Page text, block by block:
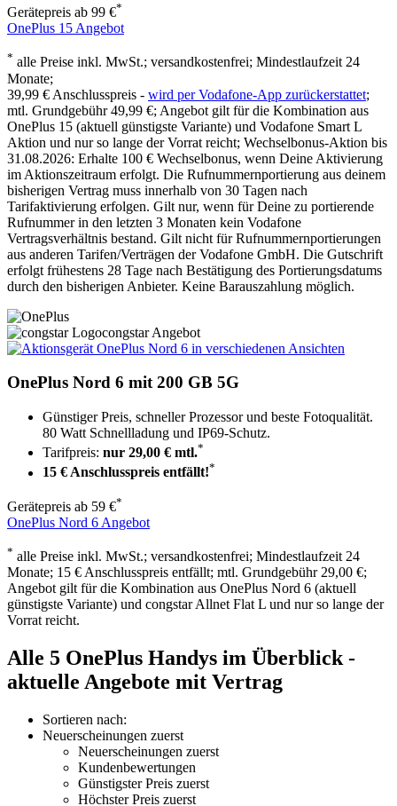
Gerätepreis ab 99 €*
OnePlus 15 Angebot
* alle Preise inkl. MwSt.; versandkostenfrei; Mindestlaufzeit 24
Monate;
39,99 € Anschlusspreis - wird per Vodafone-App zurückerstattet;
mtl. Grundgebühr 49,99 €; Angebot gilt für die Kombination aus
OnePlus 15 (aktuell günstigste Variante) und Vodafone Smart L
Aktion und nur so lange der Vorrat reicht; Wechselbonus-Aktion bis
31.08.2026: Erhalte 100 € Wechselbonus, wenn Deine Aktivierung
im Aktionszeitraum erfolgt. Die Rufnummernportierung aus deinem
bisherigen Vertrag muss innerhalb von 30 Tagen nach
Tarifaktivierung erfolgen. Gilt nur, wenn für Deine zu portierende
Rufnummer in den letzten 3 Monaten kein Vodafone
Vertragsverhältnis bestand. Gilt nicht für Rufnummernportierungen
aus anderen Tarifen/Verträgen der Vodafone GmbH. Die Gutschrift
erfolgt frühestens 28 Tage nach Bestätigung des Portierungsdatums
durch den bisherigen Anbieter. Keine Barauszahlung möglich.
congstar Angebot
OnePlus Nord 6 mit 200 GB 5G
Günstiger Preis, schneller Prozessor und beste Fotoqualität.
80 Watt Schnellladung und IP69-Schutz.
Tarifpreis: nur 29,00 € mtl.*
15 €Anschlusspreis entfällt!*
Gerätepreis ab 59 €*
OnePlus Nord 6 Angebot
* alle Preise inkl. MwSt.; versandkostenfrei; Mindestlaufzeit 24
Monate; 15 €Anschlusspreis entfällt; mtl. Grundgebühr 29,00 €;
Angebot gilt für die Kombination aus OnePlus Nord 6 (aktuell
günstigste Variante) und congstar Allnet Flat L und nur so lange der
Vorrat reicht.
Alle 5 OnePlus Handys im Überblick -
aktuelle Angebote mit Vertrag
Sortieren nach:
Neuerscheinungen zuerst
Neuerscheinungen zuerst
Kundenbewertungen
Günstigster Preis zuerst
Höchster Preis zuerst